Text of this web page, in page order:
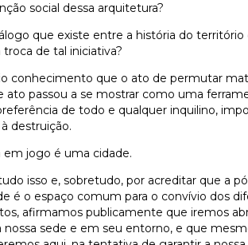
social dessa arquitetura?
que existe entre a história do território
de tal iniciativa?
conhecimento que o ato de permutar
ato passou a se mostrar como uma
de todo e qualquer inquilino,
destruição.
em jogo é uma cidade.
isso e, sobretudo, por acreditar que a
é o espaço comum para o convívio dos
afirmamos publicamente que iremos
nossa sede e em seu entorno, e que